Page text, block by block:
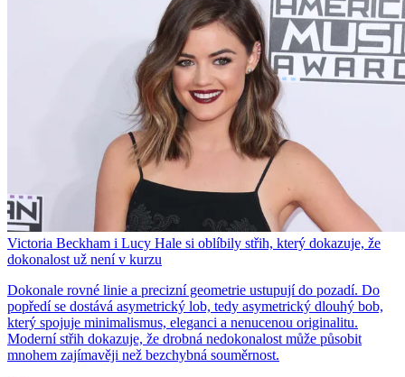
Victoria Beckham i Lucy Hale si oblíbily střih, který dokazuje, že
dokonalost už není v kurzu
Dokonale rovné linie a precizní geometrie ustupují do pozadí. Do
popředí se dostává asymetrický lob, tedy asymetrický dlouhý bob,
který spojuje minimalismus, eleganci a nenucenou originalitu.
Moderní střih dokazuje, že drobná nedokonalost může působit
mnohem zajímavěji než bezchybná souměrnost.